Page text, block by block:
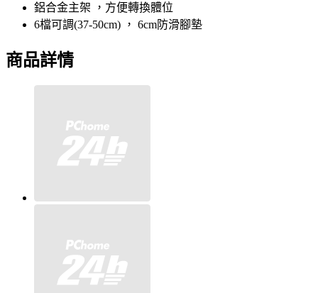
鋁合金主架 ，方便轉換體位
6檔可調(37-50cm) ， 6cm防滑腳墊
商品詳情